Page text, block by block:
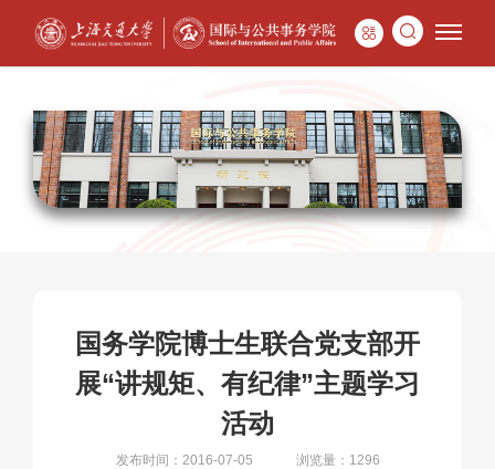
国务学院博士生联合党支部开
展“讲规矩、有纪律”主题学习
活动
发布时间：2016-07-05 浏览量：1296